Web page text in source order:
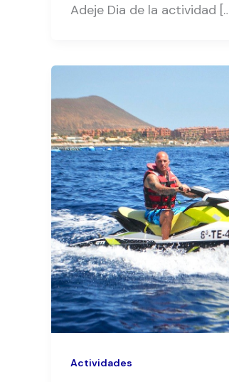
Adeje Dia de la actividad
Actividades